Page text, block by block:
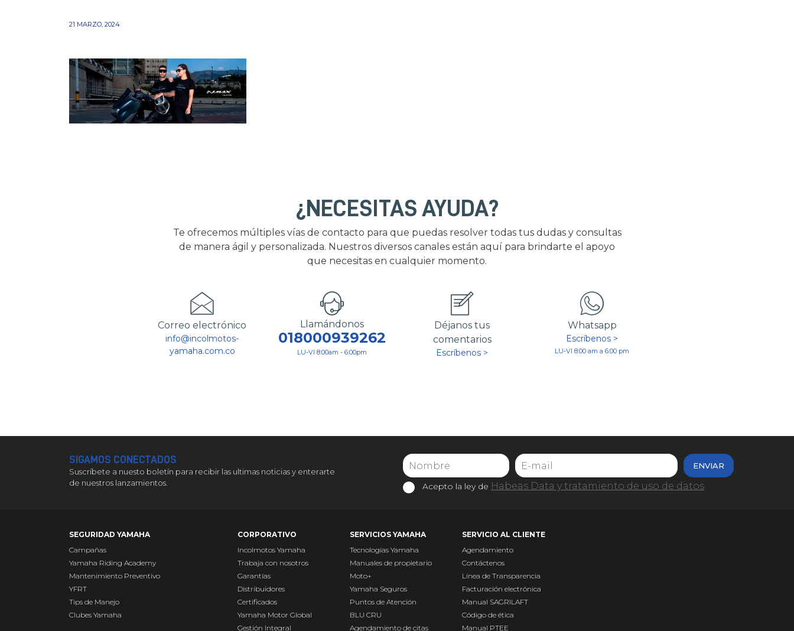
21 MARZO, 2024
¿NECESITAS AYUDA?
Te ofrecemos múltiples vías de contacto para que puedas resolver todas tus dudas y consultas
de manera ágil y personalizada. Nuestros diversos canales están aquí para brindarte el apoyo
que necesitas en cualquier momento.
Correo electrónico
info@incolmotos-
yamaha.com.co
Llamándonos
018000939262
LU-VI 8:00am - 6:00pm
Déjanos tus
comentarios
Escríbenos >
Whatsapp
Escríbenos >
LU-VI 8:00 am a 6:00 pm
SIGAMOS CONECTADOS
Suscríbete a nuesto boletín para recibir las ultimas noticias y enterarte
de nuestros lanzamientos.
ENVIAR
Acepto la ley de Habeas Data y tratamiento de uso de datos
SEGURIDAD YAMAHA
Campañas
Yamaha Riding Academy
Mantenimiento Preventivo
YFRT
Tips de Manejo
Clubes Yamaha
CORPORATIVO
Incolmotos Yamaha
Trabaja con nosotros
Garantías
Distribuidores
Certificados
Yamaha Motor Global
Gestión Integral
SERVICIOS YAMAHA
Tecnologías Yamaha
Manuales de propietario
Moto+
Yamaha Seguros
Puntos de Atención
BLU CRU
Agendamiento de citas
SERVICIO AL CLIENTE
Agendamiento
Contáctenos
Línea de Transparencia
Facturación electrónica
Manual SAGRILAFT
Código de ética
Manual PTEE